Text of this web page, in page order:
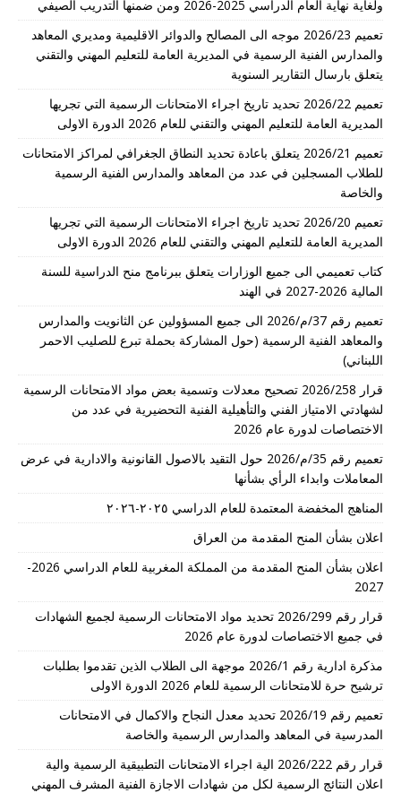
ولغاية نهاية العام الدراسي 2025-2026 ومن ضمنها التدريب الصيفي
تعميم 2026/23 موجه الى المصالح والدوائر الاقليمية ومديري المعاهد
والمدارس الفنية الرسمية في المديرية العامة للتعليم المهني والتقني
يتعلق بارسال التقارير السنوية
تعميم 2026/22 تحديد تاريخ اجراء الامتحانات الرسمية التي تجريها
المديرية العامة للتعليم المهني والتقني للعام 2026 الدورة الاولى
تعميم 2026/21 يتعلق باعادة تحديد النطاق الجغرافي لمراكز الامتحانات
للطلاب المسجلين في عدد من المعاهد والمدارس الفنية الرسمية
والخاصة
تعميم 2026/20 تحديد تاريخ اجراء الامتحانات الرسمية التي تجريها
المديرية العامة للتعليم المهني والتقني للعام 2026 الدورة الاولى
كتاب تعميمي الى جميع الوزارات يتعلق ببرنامج منح الدراسية للسنة
المالية 2026-2027 في الهند
تعميم رقم 37/م/2026 الى جميع المسؤولين عن الثانويت والمدارس
والمعاهد الفنية الرسمية (حول المشاركة بحملة تبرع للصليب الاحمر
اللبناني)
قرار 2026/258 تصحيح معدلات وتسمية بعض مواد الامتحانات الرسمية
لشهادتي الامتياز الفني والتأهيلية الفنية التحضيرية في عدد من
الاختصاصات لدورة عام 2026
تعميم رقم 35/م/2026 حول التقيد بالاصول القانونية والادارية في عرض
المعاملات وابداء الرأي بشأنها
المناهج المخفضة المعتمدة للعام الدراسي ٢٠٢٥-٢٠٢٦
اعلان بشأن المنح المقدمة من العراق
اعلان بشأن المنح المقدمة من المملكة المغربية للعام الدراسي 2026-
2027
قرار رقم 2026/299 تحديد مواد الامتحانات الرسمية لجميع الشهادات
في جميع الاختصاصات لدورة عام 2026
مذكرة ادارية رقم 2026/1 موجهة الى الطلاب الذين تقدموا بطلبات
ترشيح حرة للامتحانات الرسمية للعام 2026 الدورة الاولى
تعميم رقم 2026/19 تحديد معدل النجاح والاكمال في الامتحانات
المدرسية في المعاهد والمدارس الرسمية والخاصة
قرار رقم 2026/222 الية اجراء الامتحانات التطبيقية الرسمية والية
اعلان النتائج الرسمية لكل من شهادات الاجازة الفنية المشرف المهني